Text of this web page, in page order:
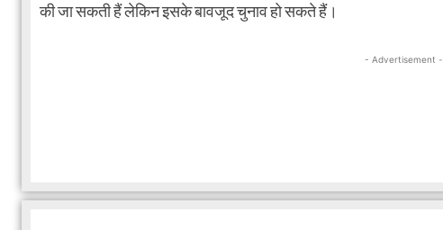
की जा सकती हैं लेकिन इसके बावजूद चुनाव हो सकते हैं।
- Advertisement -